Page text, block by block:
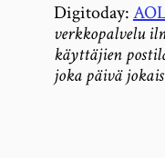
Digitoday:
verkkopalvelu
käyttäjien
joka päivä